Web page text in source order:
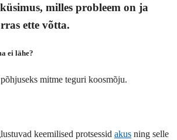
milles probleem on ja
ette võtta.
ei lähe?
mitme teguri koosmõju.
keemilised protsessid akus ning selle